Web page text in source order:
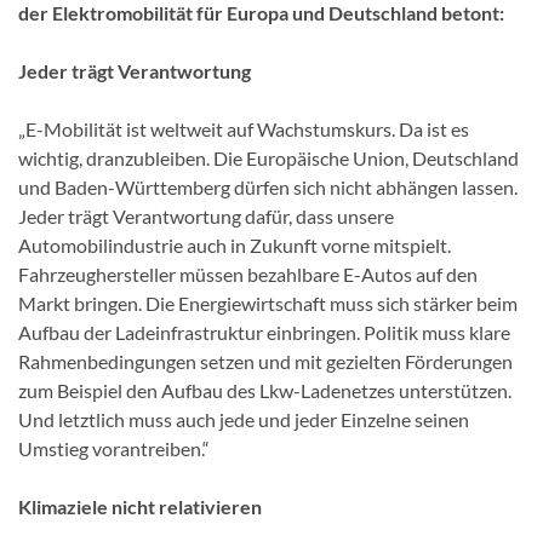
der Elektromobilität für Europa und Deutschland betont:
Jeder trägt Verantwortung
„E-Mobilität ist weltweit auf Wachstumskurs. Da ist es
wichtig, dranzubleiben. Die Europäische Union, Deutschland
und Baden-Württemberg dürfen sich nicht abhängen lassen.
Jeder trägt Verantwortung dafür, dass unsere
Automobilindustrie auch in Zukunft vorne mitspielt.
Fahrzeughersteller müssen bezahlbare E-Autos auf den
Markt bringen. Die Energiewirtschaft muss sich stärker beim
Aufbau der Ladeinfrastruktur einbringen. Politik muss klare
Rahmenbedingungen setzen und mit gezielten Förderungen
zum Beispiel den Aufbau des Lkw-Ladenetzes unterstützen.
Und letztlich muss auch jede und jeder Einzelne seinen
Umstieg vorantreiben.“
Klimaziele nicht relativieren